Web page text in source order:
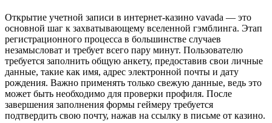
Открытие учетной записи в интернет-казино vavada — это
основной шаг к захватывающему вселенной гэмблинга. Этап
регистрационного процесса в большинстве случаев
незамысловат и требует всего пару минут. Пользователю
требуется заполнить общую анкету, предоставив свои личные
данные, такие как имя, адрес электронной почты и дату
рождения. Важно применять только свежую данные, ведь это
может быть необходимо для проверки профиля. После
завершения заполнения формы геймеру требуется
подтвердить свою почту, нажав на ссылку в письме от казино.